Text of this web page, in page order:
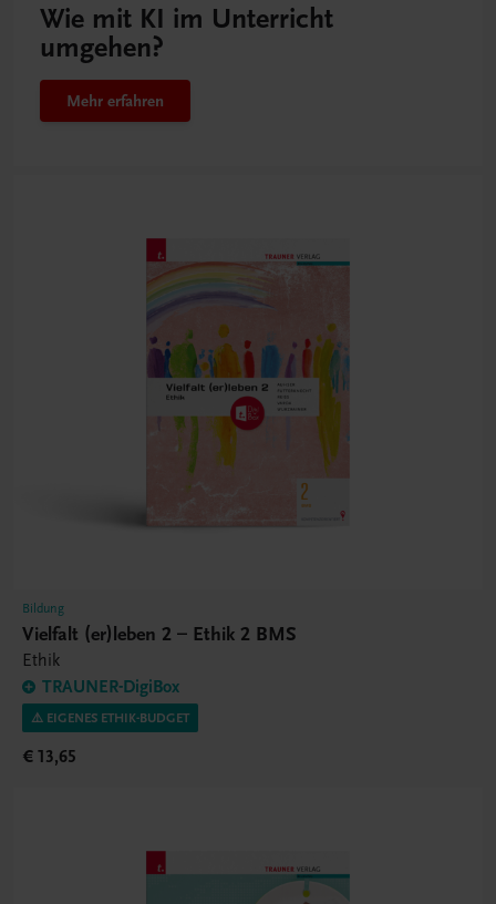
Wie mit KI im Unterricht
umgehen?
Mehr erfahren
Bildung
Vielfalt (er)leben 2 – Ethik 2 BMS
Ethik
TRAUNER-DigiBox
⚠️ EIGENES ETHIK-BUDGET
€ 13,65